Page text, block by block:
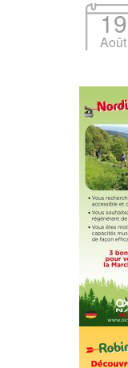
19
Août